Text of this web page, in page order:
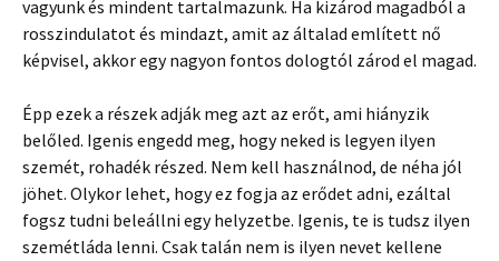
vagyunk és mindent tartalmazunk. Ha kizárod magadból a
rosszindulatot és mindazt, amit az általad említett nő
képvisel, akkor egy nagyon fontos dologtól zárod el magad.
Épp ezek a részek adják meg azt az erőt, ami hiányzik
belőled. Igenis engedd meg, hogy neked is legyen ilyen
szemét, rohadék részed. Nem kell használnod, de néha jól
jöhet. Olykor lehet, hogy ez fogja az erődet adni, ezáltal
fogsz tudni beleállni egy helyzetbe. Igenis, te is tudsz ilyen
szemétláda lenni. Csak talán nem is ilyen nevet kellene